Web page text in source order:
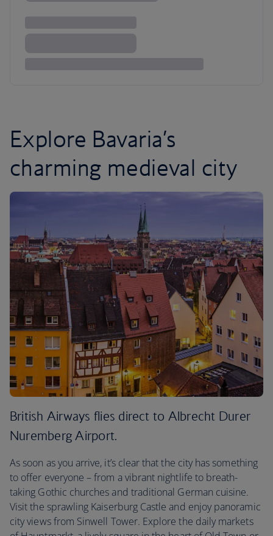
Explore Bavaria’s
charming medieval city
British Airways flies direct to Albrecht Durer
Nuremberg Airport.
As soon as you arrive, it’s clear that the city has something
to offer everyone – from a vibrant nightlife to breath-
taking Gothic churches and traditional German cuisine.
Visit the sprawling Kaiserburg Castle and enjoy panoramic
city views from Sinwell Tower. Explore the daily markets